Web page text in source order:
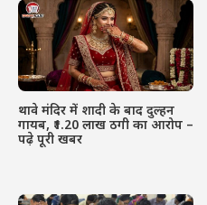
थावे मंदिर में शादी के बाद दुल्हन
गायब, ₹1.20 लाख ठगी का आरोप –
पढ़े पूरी खबर